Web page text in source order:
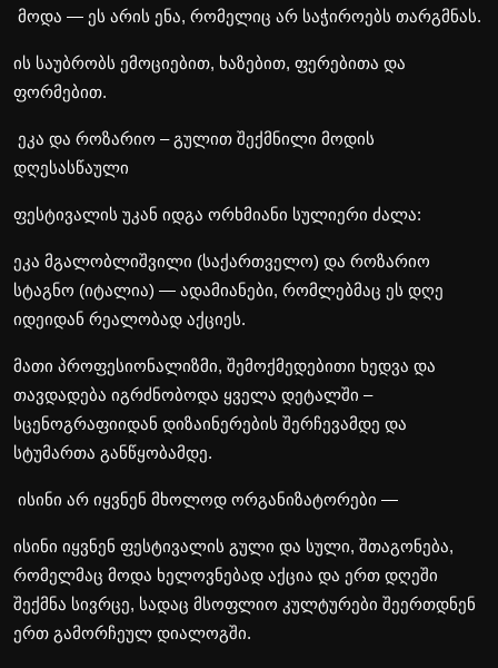
მოდა — ეს არის ენა, რომელიც არ საჭიროებს თარგმნას.
ის საუბრობს ემოციებით, ხაზებით, ფერებითა და
ფორმებით.
ეკა და როზარიო – გულით შექმნილი მოდის
დღესასწაული
ფესტივალის უკან იდგა ორხმიანი სულიერი ძალა:
ეკა მგალობლიშვილი (საქართველო) და როზარიო
სტაგნო (იტალია) — ადამიანები, რომლებმაც ეს დღე
იდეიდან რეალობად აქციეს.
მათი პროფესიონალიზმი, შემოქმედებითი ხედვა და
თავდადება იგრძნობოდა ყველა დეტალში –
სცენოგრაფიიდან დიზაინერების შერჩევამდე და
სტუმართა განწყობამდე.
ისინი არ იყვნენ მხოლოდ ორგანიზატორები —
ისინი იყვნენ ფესტივალის გული და სული, შთაგონება,
რომელმაც მოდა ხელოვნებად აქცია და ერთ დღეში
შექმნა სივრცე, სადაც მსოფლიო კულტურები შეერთდნენ
ერთ გამორჩეულ დიალოგში.